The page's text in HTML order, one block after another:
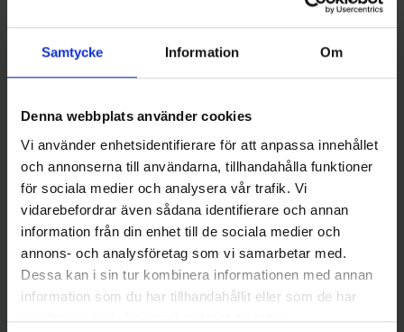
Samtycke Information Om
Denna webbplats använder cookies
Vi använder enhetsidentifierare för att anpassa innehållet
och annonserna till användarna, tillhandahålla funktioner
för sociala medier och analysera vår trafik. Vi
vidarebefordrar även sådana identifierare och annan
information från din enhet till de sociala medier och
annons- och analysföretag som vi samarbetar med.
Dessa kan i sin tur kombinera informationen med annan
information som du har tillhandahållit eller som de har
samlat in när du har använt deras tjänster.
FKP-Gear
FKP Gear VibLure Green
EFFZETT
Effzett Spin Jig 14g - Firetiger